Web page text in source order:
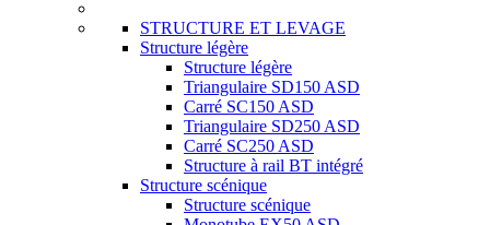
STRUCTURE ET LEVAGE
Structure légère
Structure légère
Triangulaire SD150 ASD
Carré SC150 ASD
Triangulaire SD250 ASD
Carré SC250 ASD
Structure à rail BT intégré
Structure scénique
Structure scénique